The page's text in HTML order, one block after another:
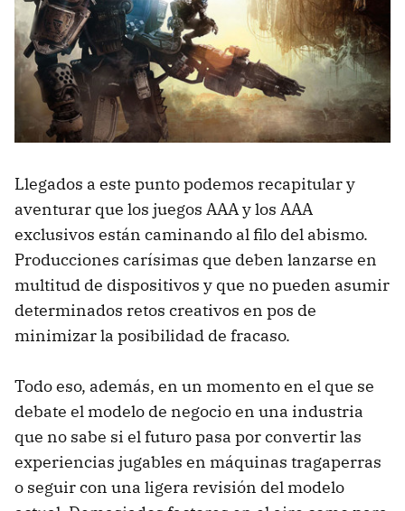
Llegados a este punto podemos recapitular y
aventurar que los juegos AAA y los AAA
exclusivos están caminando al filo del abismo.
Producciones carísimas que deben lanzarse en
multitud de dispositivos y que no pueden asumir
determinados retos creativos en pos de
minimizar la posibilidad de fracaso.
Todo eso, además, en un momento en el que se
debate el modelo de negocio en una industria
que no sabe si el futuro pasa por convertir las
experiencias jugables en máquinas tragaperras
o seguir con una ligera revisión del modelo